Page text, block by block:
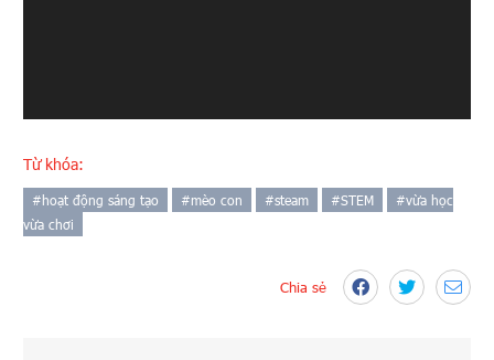
Từ khóa:
# hoạt động sáng tạo #mèo con #steam #STEM #vừa học
vừa chơi
Chia sẻ